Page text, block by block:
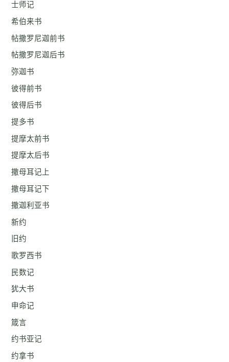
士师记
希伯来书
帖撒罗尼迦前书
帖撒罗尼迦后书
弥迦书
彼得前书
彼得后书
提多书
提摩太前书
提摩太后书
撒母耳记上
撒母耳记下
撒迦利亚书
新约
旧约
歌罗西书
民数记
犹大书
申命记
箴言
约书亚记
约拿书